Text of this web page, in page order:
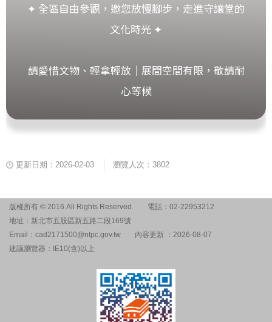
✦ 全區自由參觀，邀您放慢腳步，走進守讓堂的
文化時光 ✦
請愛惜文物、輕拿輕放｜展間空間有限，敬請耐
心等候
更新日期：2026-02-03 瀏覽人次：3802
版權所有 © 2016 All Rights Reserved.
電話：02-22953212
地址：新北市五股區新五路二段169號
Email：cad2171500@ntpc.gov.tw
內容更新 ：2026-08-07
建議瀏覽器：IE10(含)以上